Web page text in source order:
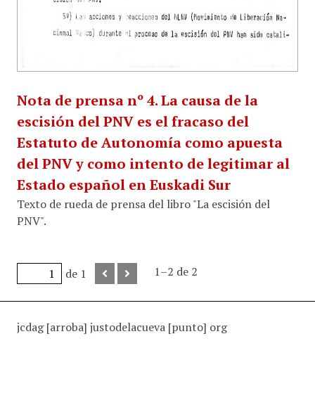
Nota de prensa nº 4. La causa de la
escisión del PNV es el fracaso del
Estatuto de Autonomía como apuesta
del PNV y como intento de legitimar al
Estado español en Euskadi Sur
Texto de rueda de prensa del libro "La escisión del
PNV".
de 1 1–2 de 2
jcdag [arroba] justodelacueva [punto] org